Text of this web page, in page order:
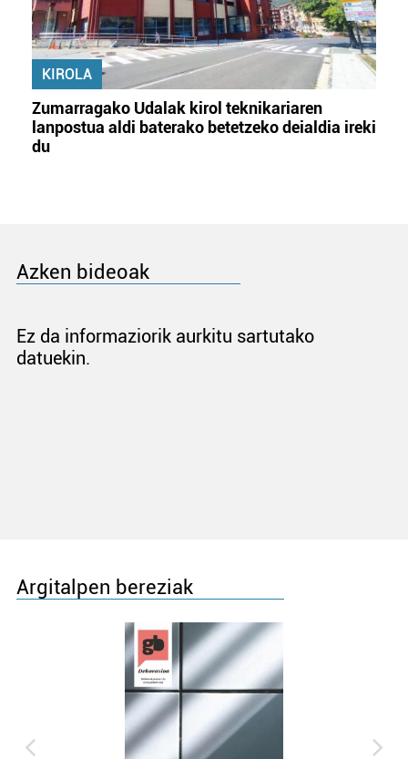
KIROLA
Zumarragako Udalak kirol teknikariaren
lanpostua aldi baterako betetzeko deialdia ireki
du
Azken bideoak
Ez da informaziorik aurkitu sartutako
datuekin.
Argitalpen bereziak